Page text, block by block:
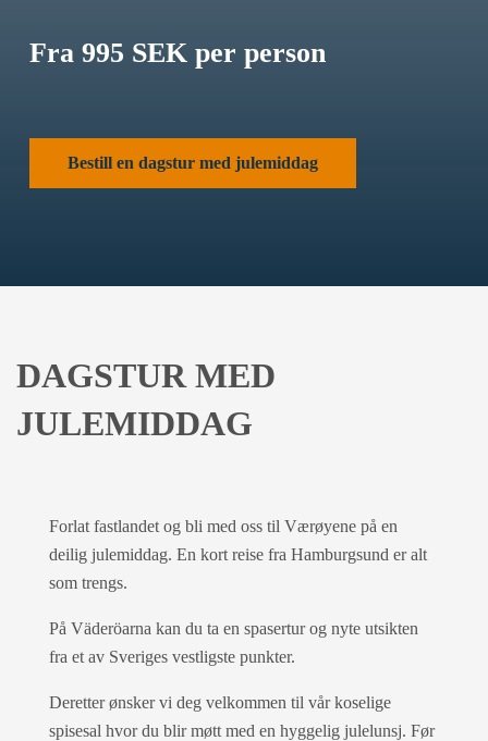
Fra 995 SEK per person
Bestill en dagstur med julemiddag
DAGSTUR MED
JULEMIDDAG
Forlat fastlandet og bli med oss til Værøyene på en
deilig julemiddag. En kort reise fra Hamburgsund er alt
som trengs.
På Väderöarna kan du ta en spasertur og nyte utsikten
fra et av Sveriges vestligste punkter.
Deretter ønsker vi deg velkommen til vår koselige
spisesal hvor du blir møtt med en hyggelig julelunsj. Før